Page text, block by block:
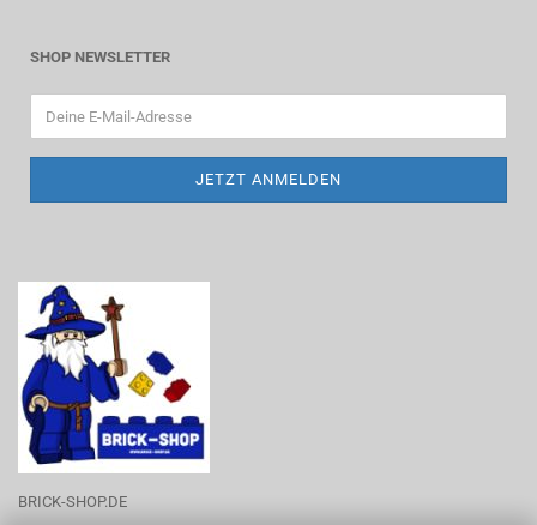
SHOP NEWSLETTER
BRICK-SHOP.DE